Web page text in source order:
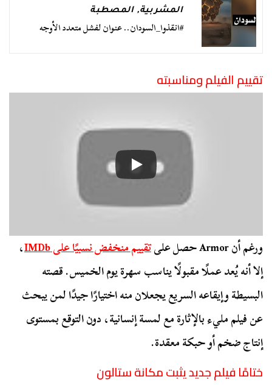
المشربية,المصطبة
#انقذوا_السودان.. عنوان لفشل متعدد الأوجه
تقييم الفيلم ومناسبته
ورغم أن Armor حصل على تقييم منخفض نسبيًا على IMDb
،
إلا أنه يُعد عملًا مقبولًا يناسب سهرة يوم الخميس. قصته
البسيطة وإيقاعه السريع يجعلان منه اختيارًا جيدًا لمن يبحث
عن فيلم مليء بالإثارة مع لمسة إنسانية، دون التوقع بمستوى
إنتاج ضخم أو حبكة معقدة.
ختامًا فيلم جديد يثبت مكانة ستالون